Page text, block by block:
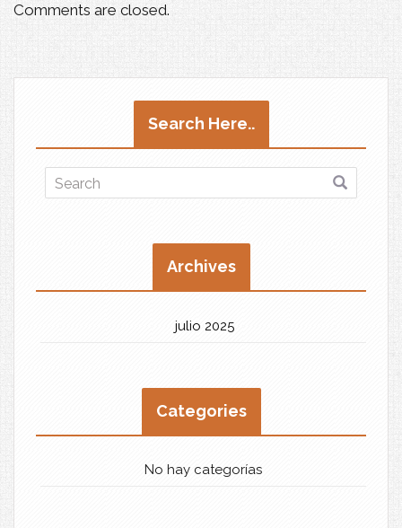
Comments are closed.
Search Here..
Archives
julio 2025
Categories
No hay categorías